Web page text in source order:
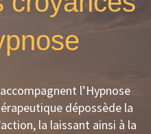
l’Hypnose
dépossède la
la laissant ainsi à la